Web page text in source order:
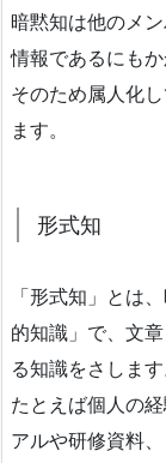
暗黙知は他のメ
情報であるにも
そのため属人化
ます。
形式知
「形式知」とは
的知識」で、文
る知識をさします
たとえば個人の
アルや研修資料